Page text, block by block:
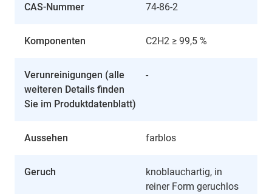
CAS-Nummer 74-86-2
Komponenten C2H2 ≥ 99,5 %
Verunreinigungen (alle
weiteren Details finden
Sie im Produktdatenblatt)
-
Aussehen farblos
Geruch
knoblauchartig, in
reiner Form geruchlos